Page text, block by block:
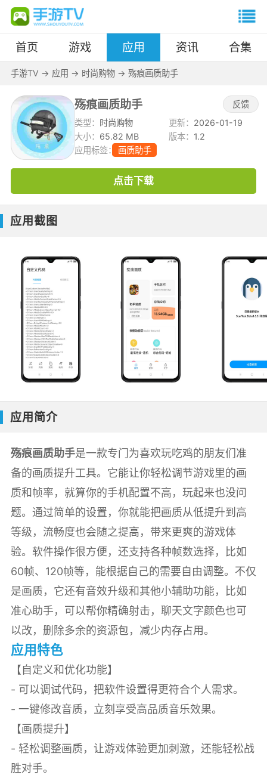
首页 游戏 应用 资讯 合集
手游TV -> 应用 -> 时尚购物-> 殇痕画质助手
殇痕画质助手
反馈
类型： 时尚购物 更新： 2026-01-19
大小： 65.82 MB 版本： 1.2
应用标签：
画质助手
点击下载
应用截图
应用简介
殇痕画质助手是一款专门为喜欢玩吃鸡的朋友们准
备的画质提升工具。它能让你轻松调节游戏里的画
质和帧率，就算你的手机配置不高，玩起来也没问
题。通过简单的设置，你就能把画质从低提升到高
等级，流畅度也会随之提高，带来更爽的游戏体
验。软件操作很方便，还支持各种帧数选择，比如
60帧、120帧等，能根据自己的需要自由调整。不仅
是画质，它还有音效升级和其他小辅助功能，比如
准心助手，可以帮你精确射击，聊天文字颜色也可
以改，删除多余的资源包，减少内存占用。
应用特色
【自定义和优化功能】
- 可以调试代码，把软件设置得更符合个人需求。
- 一键修改音质，立刻享受高品质音乐效果。
【画质提升】
- 轻松调整画质，让游戏体验更加刺激，还能轻松战
胜对手。